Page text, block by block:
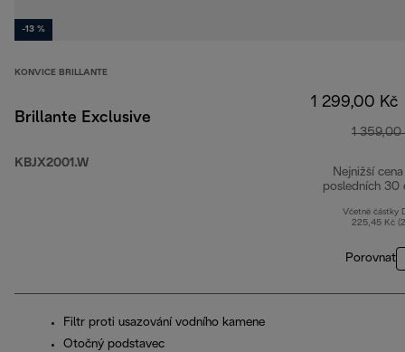
-13 %
KONVICE BRILLANTE
Brillante Exclusive
KBJX2001.W
1 299,00 Kč
1 359,00
Nejnižší
posledních 30
Včetně částky
225,45 Kč
Porovnat
Filtr proti usazování vodního kamene
Otočný podstavec